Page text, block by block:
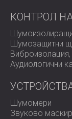
КОНТРОЛ
Шумозащитни
Аудиологични
Шумомери
Звуково